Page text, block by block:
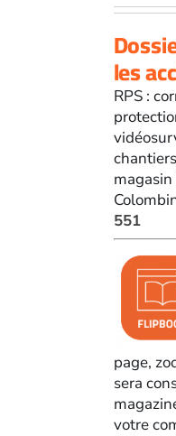
les
RPS :
551
page,
sera
votre